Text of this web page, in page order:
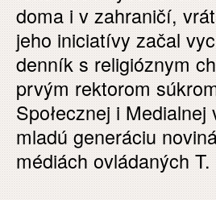
doma i v zahraničí,
jeho iniciatívy začal
denník s religióznym
prvým rektorom
Społecznej i
mladú generáciu
médiách ovládaných